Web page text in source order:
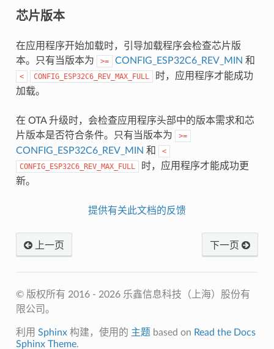
芯片版本
在应用程序开始加载时，引导加载程序会检查芯片版
本。只有当版本为
>= CONFIG_ESP32C6_REV_MIN 和
< CONFIG_ESP32C6_REV_MAX_FULL
时，应用程序才能成功
加载。
在 OTA 升级时，会检查应用程序头部中的版本需求和芯
片版本是否符合条件。只有当版本为
>=
CONFIG_ESP32C6_REV_MIN 和
<
CONFIG_ESP32C6_REV_MAX_FULL
时，应用程序才能成功更
新。
提供有关此文档的反馈
上一页 下一页
© 版权所有 2016 - 2026 乐鑫信息科技（上海）股份有
限公司。
利用 Sphinx构建，使用的 主题 based on Read the Docs
Sphinx Theme.